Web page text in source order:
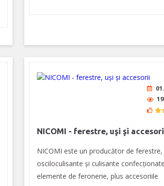
NICOMI - ferestre, uşi şi
NICOMI este un producător de ferestre,
osciloculisante și culisante
elemente de feronerie, plus accesoriile